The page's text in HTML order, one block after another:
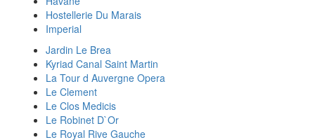
Hostellerie Du Marais
Imperial
Jardin Le Brea
Kyriad Canal Saint Martin
La Tour d Auvergne Opera
Le Clement
Le Clos Medicis
Le Robinet D`Or
Le Royal Rive Gauche